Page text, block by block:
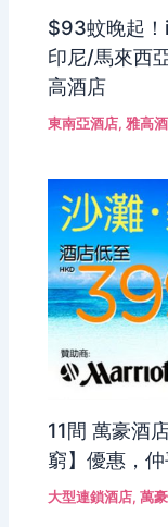
$93蚊晚起
印尼/馬來西
高酒店
東南亞酒店,雅高
11間 萬豪酒
窮】優惠，
大型連鎖酒店,萬